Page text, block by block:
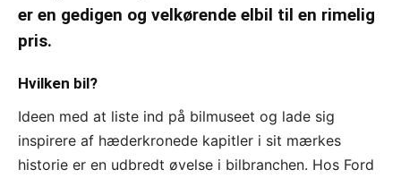
er en gedigen og velkørende elbil til en rimelig
pris.
Hvilken bil?
Ideen med at liste ind på bilmuseet og lade sig
inspirere af hæderkronede kapitler i sit mærkes
historie er en udbredt øvelse i bilbranchen. Hos Ford